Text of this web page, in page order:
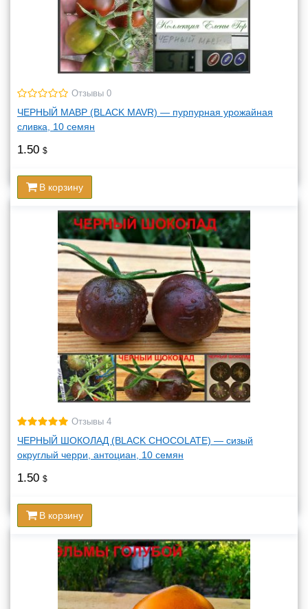
Отзывы 0
ЧЕРНЫЙ МАВР (BLACK MAVR) — пурпурная урожайная
сливка, 10 семян
1.50 $
В корзину
Отзывы 4
ЧЕРНЫЙ ШОКОЛАД (BLACK CHOCOLATE) — сизый
округлый черри, антоциан, 10 семян
1.50 $
В корзину